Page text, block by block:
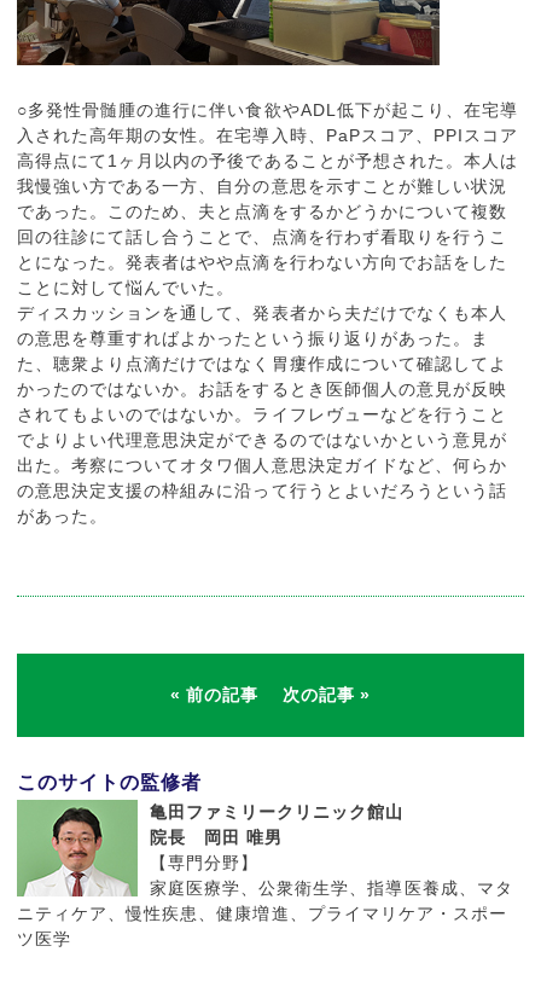
○多発性骨髄腫の進行に伴い食欲やADL低下が起こり、在宅導
入された高年期の女性。在宅導入時、PaPスコア、PPIスコア
高得点にて1ヶ月以内の予後であることが予想された。本人は
我慢強い方である一方、自分の意思を示すことが難しい状況
であった。このため、夫と点滴をするかどうかについて複数
回の往診にて話し合うことで、点滴を行わず看取りを行うこ
とになった。発表者はやや点滴を行わない方向でお話をした
ことに対して悩んでいた。
ディスカッションを通して、発表者から夫だけでなくも本人
の意思を尊重すればよかったという振り返りがあった。ま
た、聴衆より点滴だけではなく胃瘻作成について確認してよ
かったのではないか。お話をするとき医師個人の意見が反映
されてもよいのではないか。ライフレヴューなどを行うこと
でよりよい代理意思決定ができるのではないかという意見が
出た。考察についてオタワ個人意思決定ガイドなど、何らか
の意思決定支援の枠組みに沿って行うとよいだろうという話
があった。
前の記事 次の記事
このサイトの監修者
亀田ファミリークリニック館山
院長 岡田 唯男
【専門分野】
家庭医療学、公衆衛生学、指導医養成、マタ
ニティケア、慢性疾患、健康増進、プライマリケア・スポー
ツ医学